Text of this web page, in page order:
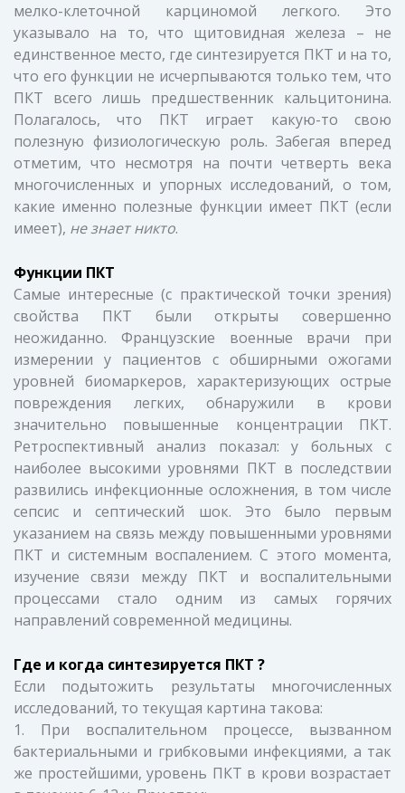
мелко-клеточной карциномой легкого. Это
указывало на то, что щитовидная железа – не
единственное место, где синтезируется ПКТ и на то,
что его функции не исчерпываются только тем, что
ПКТ всего лишь предшественник кальцитонина.
Полагалось, что ПКТ играет какую-то свою
полезную физиологическую роль. Забегая вперед
отметим, что несмотря на почти четверть века
многочисленных и упорных исследований, о том,
какие именно полезные функции имеет ПКТ (если
имеет), не знает никто.
Функции ПКТ
Самые интересные (с практической точки зрения)
свойства ПКТ были открыты совершенно
неожиданно. Французские военные врачи при
измерении у пациентов с обширными ожогами
уровней биомаркеров, характеризующих острые
повреждения легких, обнаружили в крови
значительно повышенные концентрации ПКТ.
Ретроспективный анализ показал: у больных с
наиболее высокими уровнями ПКТ в последствии
развились инфекционные осложнения, в том числе
сепсис и септический шок. Это было первым
указанием на связь между повышенными уровнями
ПКТ и системным воспалением. С этого момента,
изучение связи между ПКТ и воспалительными
процессами стало одним из самых горячих
направлений современной медицины.
Где и когда синтезируется ПКТ ?
Если подытожить результаты многочисленных
исследований, то текущая картина такова:
1. При воспалительном процессе, вызванном
бактериальными и грибковыми инфекциями, а так
же простейшими, уровень ПКТ в крови возрастает